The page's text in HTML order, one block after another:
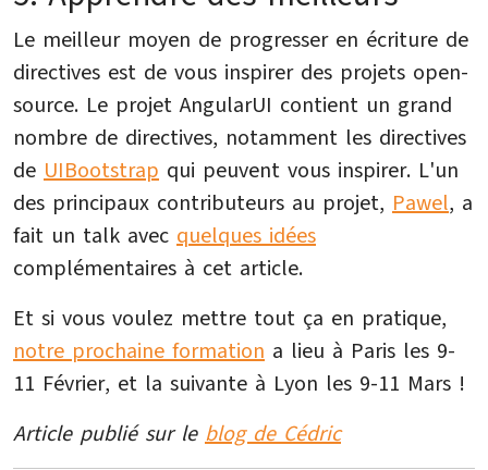
Le meilleur moyen de progresser en écriture de
directives est de vous inspirer des projets open-
source. Le projet AngularUI contient un grand
nombre de directives, notamment les directives
de UIBootstrap qui peuvent vous inspirer. L'un
des principaux contributeurs au projet, Pawel, a
fait un talk avec quelques idées
complémentaires à cet article.
Et si vous voulez mettre tout ça en pratique,
notre prochaine formation a lieu à Paris les 9-
11 Février, et la suivante à Lyon les 9-11 Mars !
Article publié sur le blog de Cédric